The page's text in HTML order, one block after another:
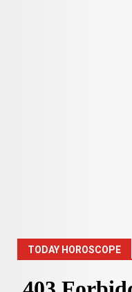
TODAY HOROSCOPE